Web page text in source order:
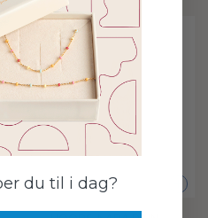
GRATIS FRAGT
+
du til i dag?